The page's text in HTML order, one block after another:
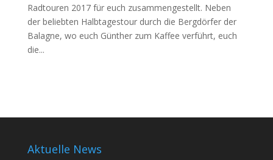
Radtouren 2017 für euch zusammengestellt. Neben
der beliebten Halbtagestour durch die Bergdörfer der
Balagne, wo euch Günther zum Kaffee verführt, euch
die...
Aktuelle News